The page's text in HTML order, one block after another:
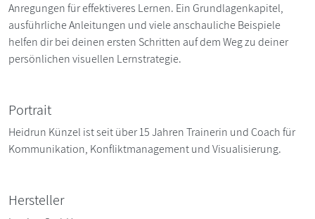
Anregungen für effektiveres Lernen. Ein Grundlagenkapitel,
ausführliche Anleitungen und viele anschauliche Beispiele
helfen dir bei deinen ersten Schritten auf dem Weg zu deiner
persönlichen visuellen Lernstrategie.
Portrait
Heidrun Künzel ist seit über 15 Jahren Trainerin und Coach für
Kommunikation, Konfliktmanagement und Visualisierung.
Hersteller